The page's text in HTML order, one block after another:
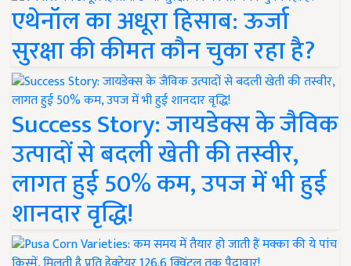
एथेनॉल का अधूरा हिसाब: ऊर्जा
सुरक्षा की कीमत कौन चुका रहा है?
Success Story: जायडेक्स के जैविक
उत्पादों से बदली खेती की तस्वीर,
लागत हुई 50% कम, उपज में भी हुई
शानदार वृद्धि!